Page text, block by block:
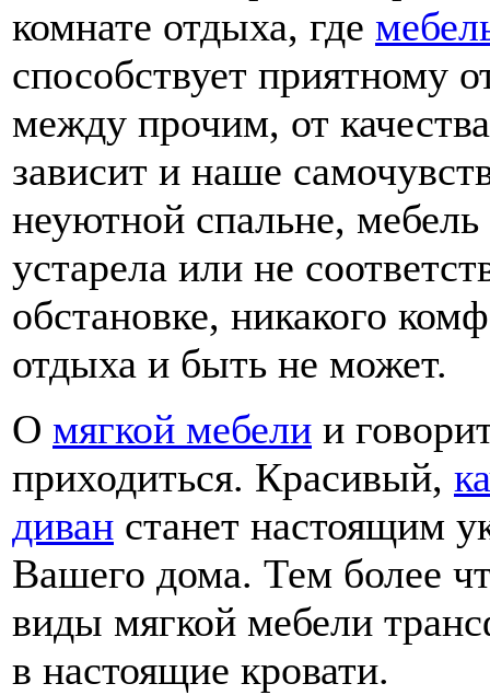
комнате отдыха, где
способствует приятному
между прочим, от
зависит и наше
неуютной спальне, мебель
устарела или не
обстановке, никакого
отдыха и быть не может.
О мягкой мебели и
приходиться. Красивый,
диван станет настоящим
Вашего дома. Тем более
виды мягкой мебели
в настоящие кровати.